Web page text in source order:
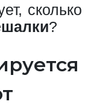
сколько
?